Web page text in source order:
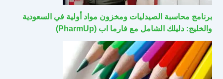
برنامج محاسبة الصيدليات ومخزون مواد أولية في السعودية
والخليج: دليلك الشامل مع فارما اب (PharmUp)